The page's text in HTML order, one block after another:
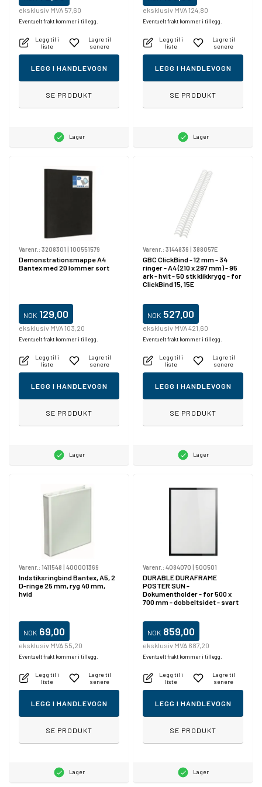
eksklusiv MVA 57,60
Eventuelt frakt kommer i tillegg.
Legg til i
liste
Lagre til
senere
LEGG I HANDLEVOGN
SE PRODUKT
Lager
eksklusiv MVA 124,80
Eventuelt frakt kommer i tillegg.
Legg til i
liste
Lagre til
senere
LEGG I HANDLEVOGN
SE PRODUKT
Lager
Varenr.: 3208301 | 100551579
Demonstrationsmappe A4
Bantex med 20 lommer sort
NOK 129,00
eksklusiv MVA 103,20
Eventuelt frakt kommer i tillegg.
Legg til i
liste
Lagre til
senere
LEGG I HANDLEVOGN
SE PRODUKT
Lager
Varenr.: 3144836 | 388057E
GBC ClickBind - 12 mm - 34
ringer - A4 (210 x 297 mm) - 95
ark - hvit - 50 stk klikkrygg - for
ClickBind 15, 15E
NOK 527,00
eksklusiv MVA 421,60
Eventuelt frakt kommer i tillegg.
Legg til i
liste
Lagre til
senere
LEGG I HANDLEVOGN
SE PRODUKT
Lager
Varenr.: 1411548 | 400001369
Indstiksringbind Bantex, A5, 2
D-ringe 25 mm, ryg 40 mm,
hvid
NOK 69,00
eksklusiv MVA 55,20
Eventuelt frakt kommer i tillegg.
Legg til i
liste
Lagre til
senere
LEGG I HANDLEVOGN
SE PRODUKT
Lager
Varenr.: 4084070 | 500501
DURABLE DURAFRAME
POSTER SUN -
Dokumentholder - for 500 x
700 mm - dobbeltsidet - svart
NOK 859,00
eksklusiv MVA 687,20
Eventuelt frakt kommer i tillegg.
Legg til i
liste
Lagre til
senere
LEGG I HANDLEVOGN
SE PRODUKT
Lager